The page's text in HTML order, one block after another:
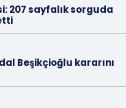
207 sayfalık sorguda
Beşikçioğlu kararını